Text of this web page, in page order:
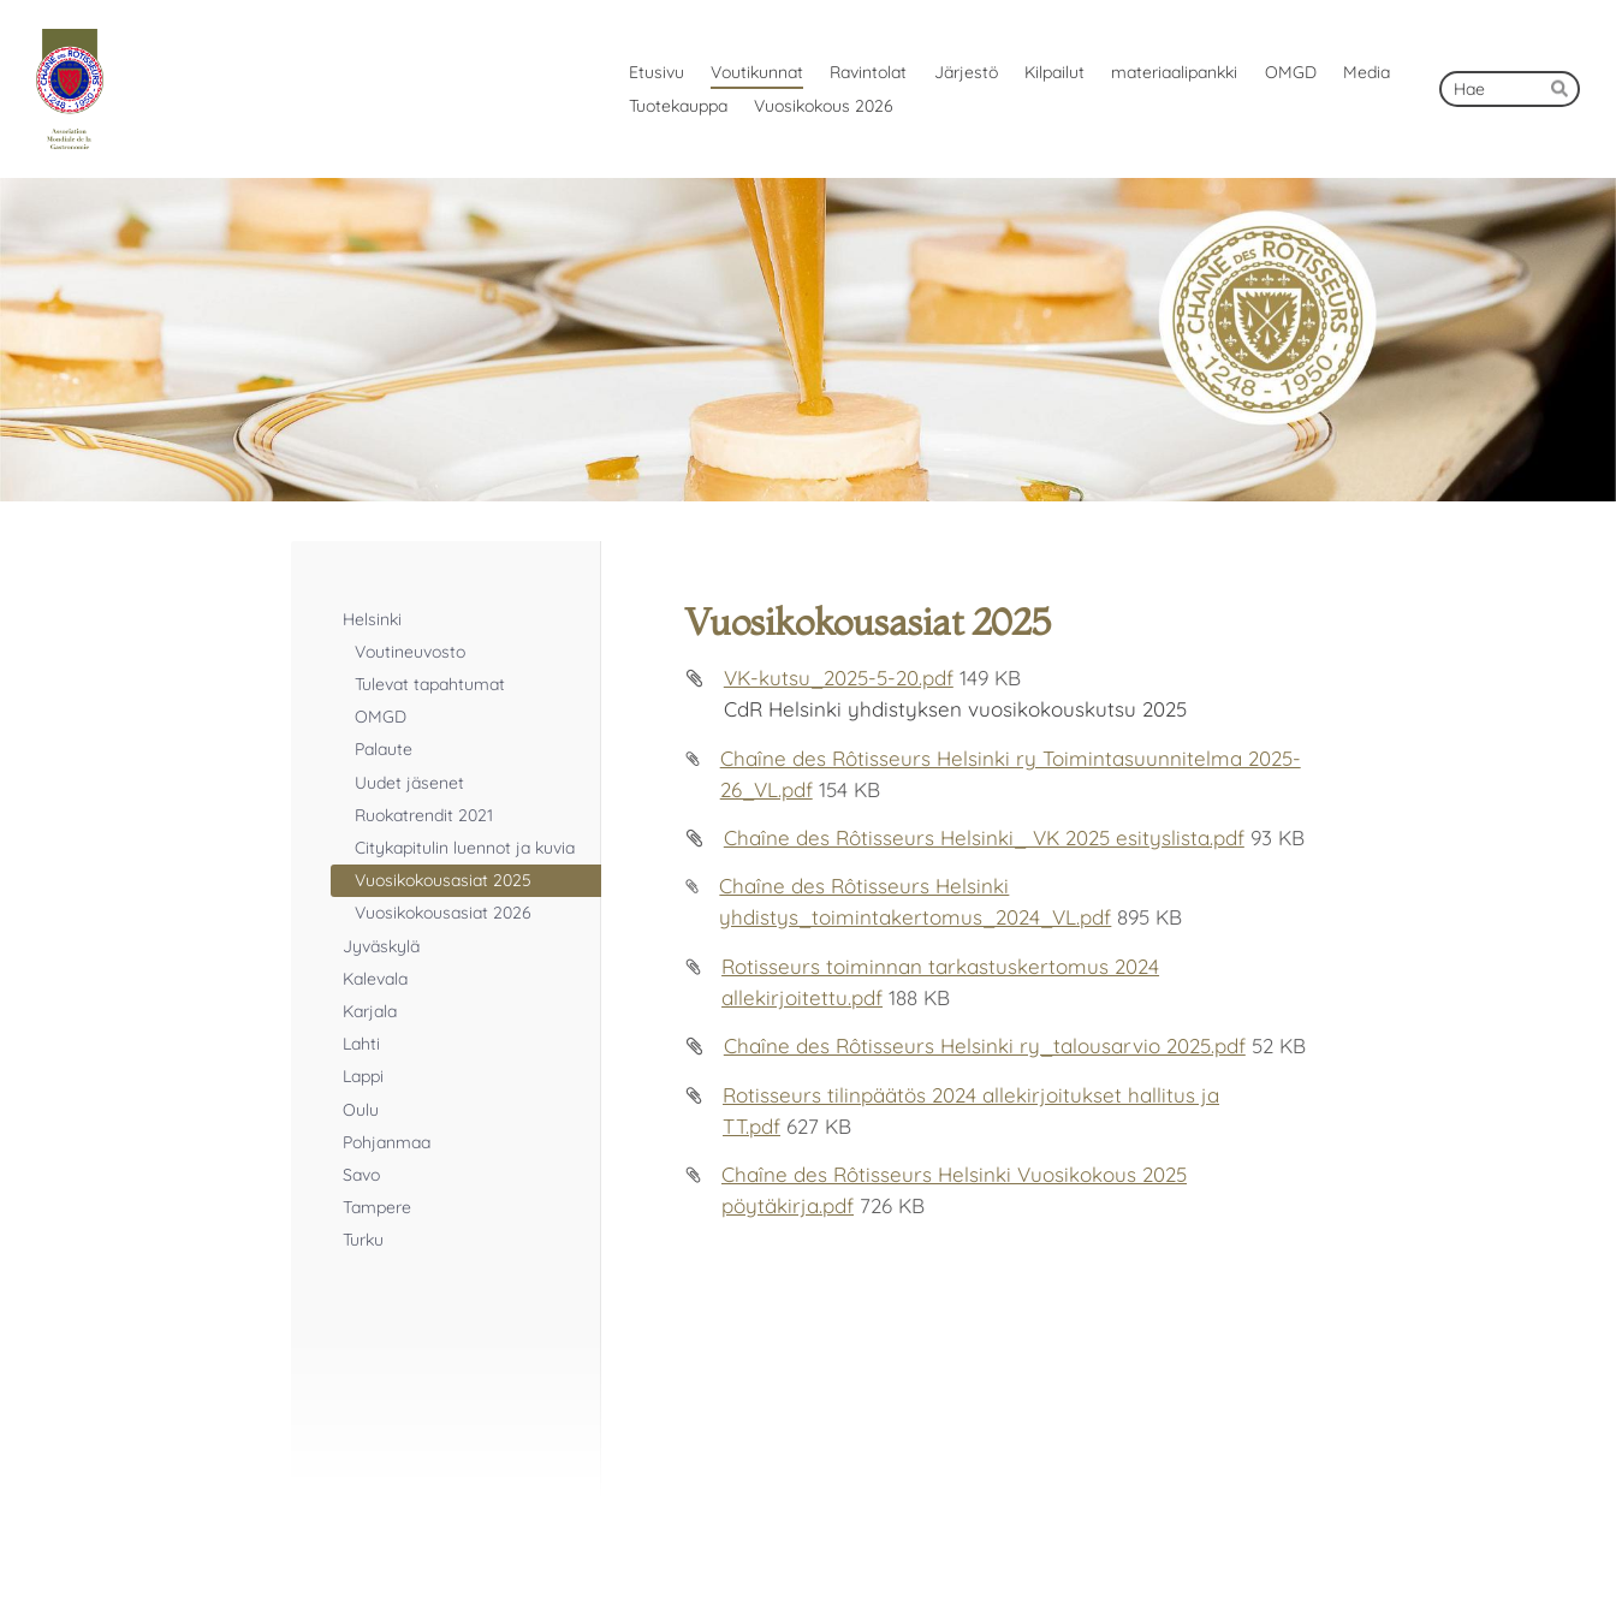
Siirry
sivun
sisältöön
Chaîne des Rôtisseurs Finlande ry
Etusivu Voutikunnat Ravintolat Järjestö Kilpailut materiaalipankki OMGD
Media
Tuotekauppa
Vuosikokous 2026
Haku
Hae
Helsinki
Voutineuvosto
Tulevat tapahtumat
OMGD
Palaute
Uudet jäsenet
Ruokatrendit 2021
Citykapitulin luennot ja kuvia
Vuosikokousasiat 2025
Vuosikokousasiat 2026
Jyväskylä
Kalevala
Karjala
Lahti
Lappi
Oulu
Pohjanmaa
Savo
Tampere
Turku
Vuosikokousasiat 2025
VK-kutsu_2025-5-20.pdf 149 KB
CdR Helsinki yhdistyksen vuosikokouskutsu 2025
Chaîne des Rôtisseurs Helsinki ry Toimintasuunnitelma 2025-
26_VL.pdf 154 KB
Chaîne des Rôtisseurs Helsinki_ VK 2025 esityslista.pdf 93 KB
Chaîne des Rôtisseurs Helsinki
yhdistys_toimintakertomus_2024_VL.pdf 895 KB
Rotisseurs toiminnan tarkastuskertomus 2024
allekirjoitettu.pdf 188 KB
Chaîne des Rôtisseurs Helsinki ry_talousarvio 2025.pdf 52 KB
Rotisseurs tilinpäätös 2024 allekirjoitukset hallitus ja
TT.pdf 627 KB
Chaîne des Rôtisseurs Helsinki Vuosikokous 2025
pöytäkirja.pdf 726 KB